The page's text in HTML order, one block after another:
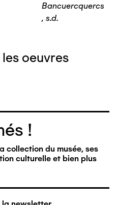
Bancuercquercs
, s.d.
oeuvres
!
collection du musée, ses
culturelle et bien plus